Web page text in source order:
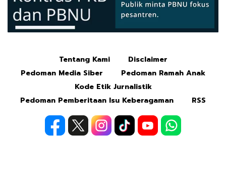
Tentang Kami
Disclaimer
Pedoman Media Siber
Pedoman Ramah Anak
Kode Etik Jurnalistik
Pedoman Pemberitaan Isu Keberagaman
RSS